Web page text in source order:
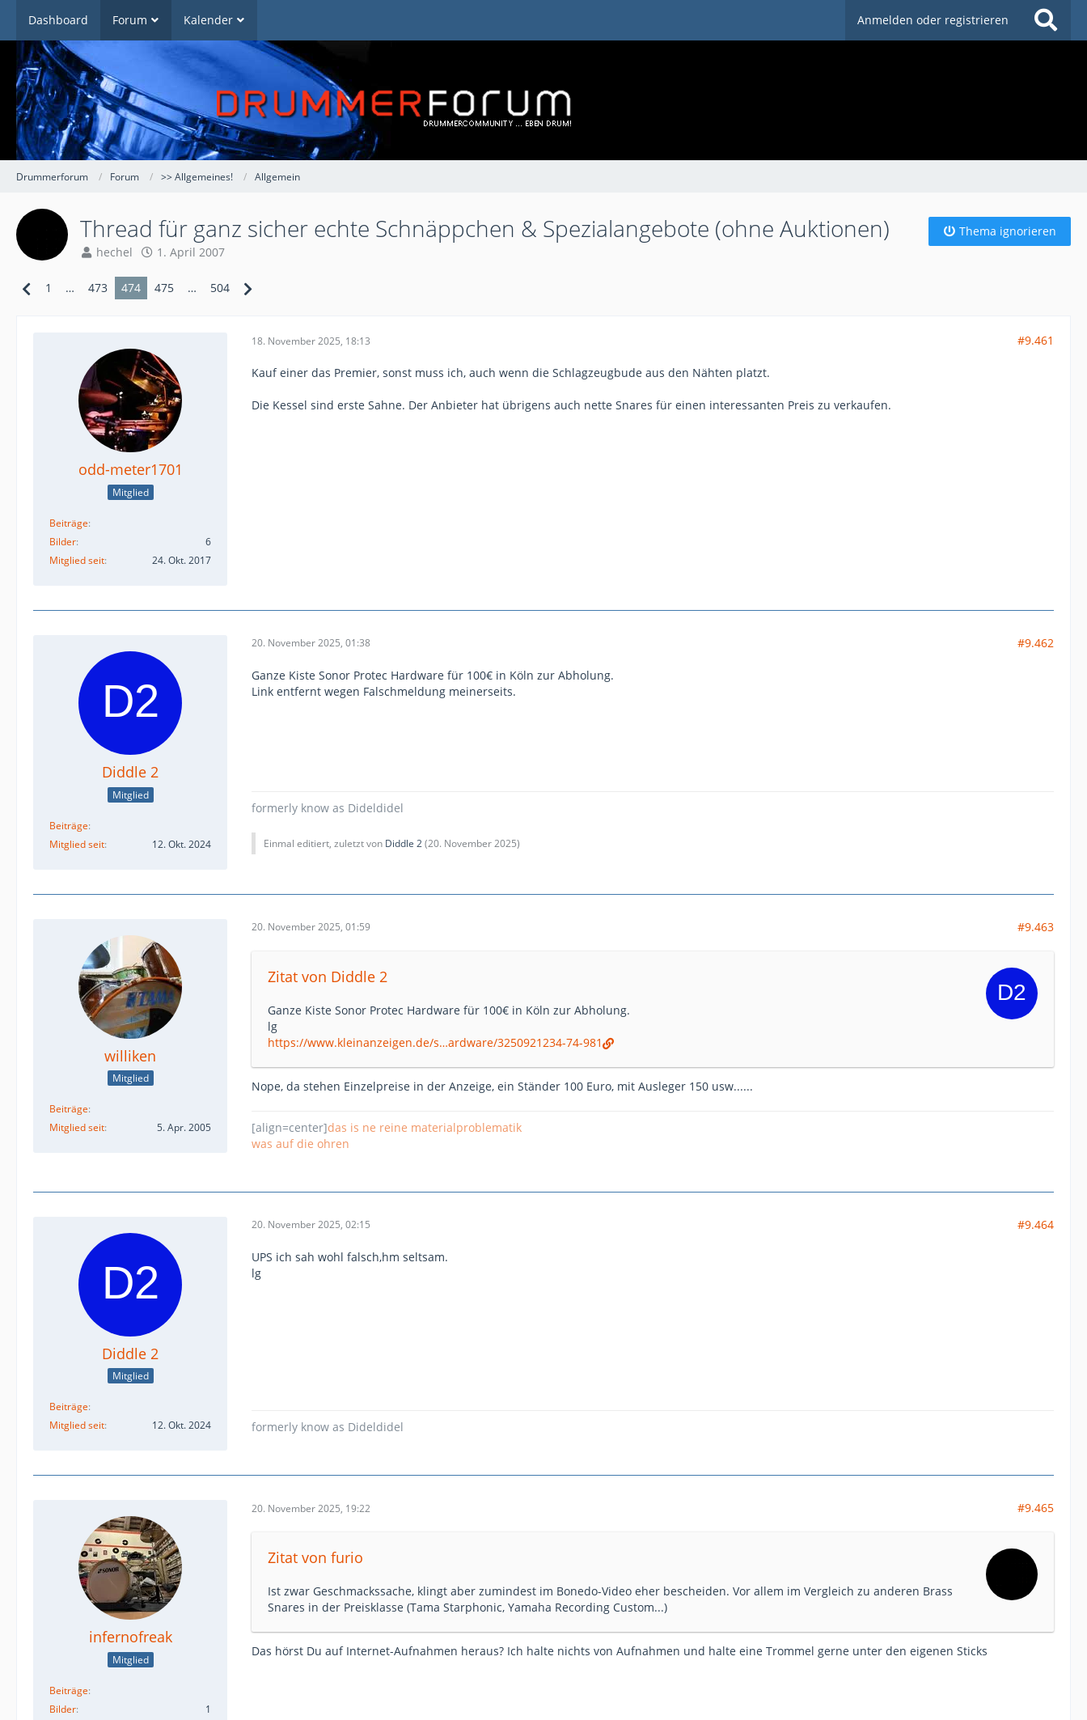
Dashboard Forum Kalender Anmelden oder registrieren
Drummerforum Forum >> Allgemeines! Allgemein
Thread für ganz sicher echte Schnäppchen & Spezialangebote (ohne Auktionen)
hechel 1. April 2007
Thema ignorieren
1 … 473 474 475 … 504
odd-meter1701
Mitglied
Beiträge
Bilder
6
Mitglied seit
24. Okt. 2017
18. November 2025, 18:13 #9.461
Kauf einer das Premier, sonst muss ich, auch wenn die Schlagzeugbude aus den Nähten platzt.
Die Kessel sind erste Sahne. Der Anbieter hat übrigens auch nette Snares für einen interessanten Preis zu verkaufen.
Diddle 2
Mitglied
Beiträge
Mitglied seit
12. Okt. 2024
20. November 2025, 01:38 #9.462
Ganze Kiste Sonor Protec Hardware für 100€ in Köln zur Abholung.
Link entfernt wegen Falschmeldung meinerseits.
formerly know as Dideldidel
Einmal editiert, zuletzt von Diddle 2(20. November 2025)
williken
Mitglied
Beiträge
Mitglied seit
5. Apr. 2005
20. November 2025, 01:59 #9.463
Zitat von Diddle 2
Ganze Kiste Sonor Protec Hardware für 100€ in Köln zur Abholung.
lg
https://www.kleinanzeigen.de/s…ardware/3250921234-74-981
Nope, da stehen Einzelpreise in der Anzeige, ein Ständer 100 Euro, mit Ausleger 150 usw......
[align=center]das is ne reine materialproblematik
was auf die ohren
Diddle 2
Mitglied
Beiträge
Mitglied seit
12. Okt. 2024
20. November 2025, 02:15 #9.464
UPS ich sah wohl falsch,hm seltsam.
lg
formerly know as Dideldidel
infernofreak
Mitglied
Beiträge
Bilder
1
20. November 2025, 19:22 #9.465
Zitat von furio
Ist zwar Geschmackssache, klingt aber zumindest im Bonedo-Video eher bescheiden. Vor allem im Vergleich zu anderen Brass
Snares in der Preisklasse (Tama Starphonic, Yamaha Recording Custom...)
Das hörst Du auf Internet-Aufnahmen heraus? Ich halte nichts von Aufnahmen und halte eine Trommel gerne unter den eigenen Sticks